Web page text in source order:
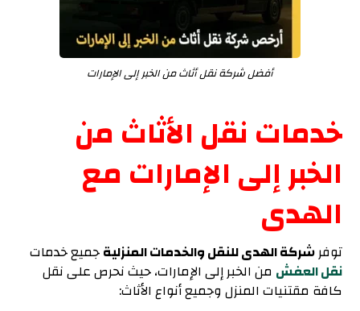
أفضل شركة نقل أثاث من الخبر إلى الإمارات
خدمات نقل الأثاث من
الخبر إلى الإمارات مع
الهدى
توفرشركة الهدى للنقل والخدمات المنزليةجميع خدمات
نقل العفش من الخبر إلى الإمارات، حيث نحرص على نقل
كافة مقتنيات المنزل وجميع أنواع الأثاث: